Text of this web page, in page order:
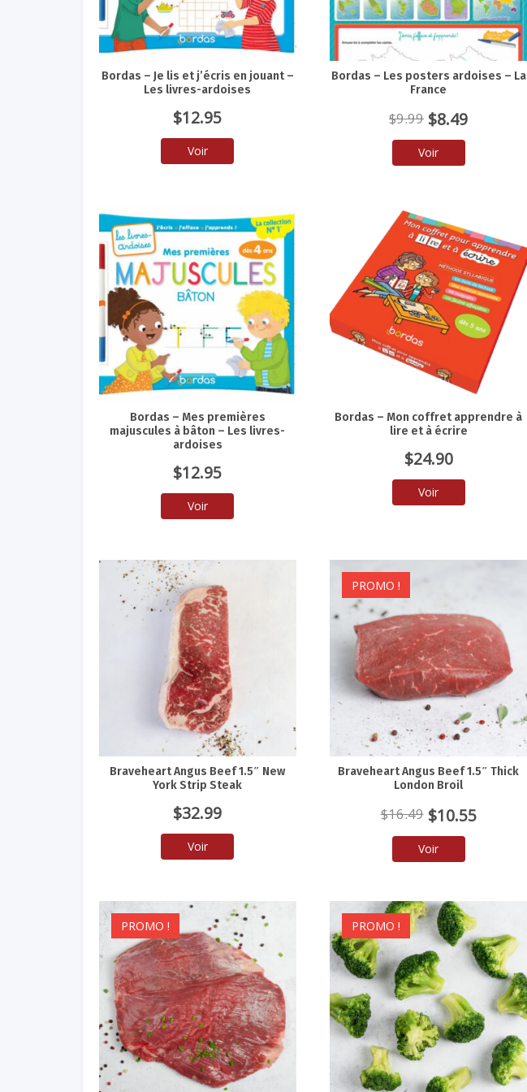
Bordas – Je lis et j’écris en jouant –
Les livres-ardoises
$12.95
Voir
Bordas – Les posters ardoises – La
France
$9.99 Le
prix
initial
$9.99.
$8.49Le
Voir
Bordas – Mes premières
majuscules à bâton – Les livres-
ardoises
$12.95
Voir
Bordas – Mon coffret apprendre à
lire et à écrire
$24.90
Voir
Braveheart Angus Beef 1.5″ New
York Strip Steak
$32.99
Voir
PROMO !
Braveheart Angus Beef 1.5″ Thick
London Broil
$16.49 Le
prix
initial
$16.49.
$10.55Le
$10.55.
Voir
PROMO ! PROMO !